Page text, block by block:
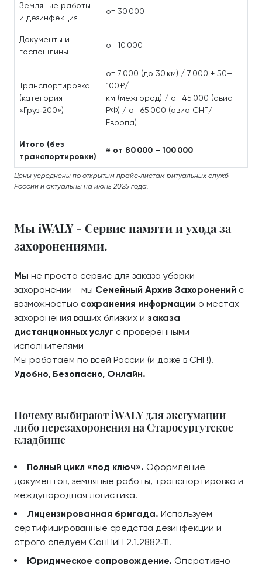
Земляные работы
и дезинфекция
от 30 000
Документы и
госпошлины
от 10 000
Транспортировка
(категория
«Груз‑200»)
от 7 000 (до 30 км) / 7 000 + 50–
100 ₽/
км (межгород) / от 45 000 (авиа
РФ) / от 65 000 (авиа СНГ/
Европа)
Итого (без
транспортировки)
≈ от 80 000 – 100 000
Цены усреднены по открытым прайс‑листам ритуальных служб
России и актуальны на июнь 2025 года.
Мы iWALY - Сервис памяти и ухода за
захоронениями.
Мы не просто сервис для заказа уборки
захоронений - мы Семейный Архив Захоронений с
возможностью сохранения информации о местах
захоронения ваших близких и заказа
дистанционных услуг с проверенными
исполнителями
Мы работаем по всей России (и даже в СНГ!).
Удобно, Безопасно, Онлайн.
Почему выбирают iWALY для эксгумации
либо перезахоронения на Старосургутское
кладбище
Полный цикл «под ключ». Оформление
документов, земляные работы, транспортировка и
международная логистика.
Лицензированная бригада. Используем
сертифицированные средства дезинфекции и
строго следуем СанПиН 2.1.2882‑11.
Юридическое сопровождение. Оперативно